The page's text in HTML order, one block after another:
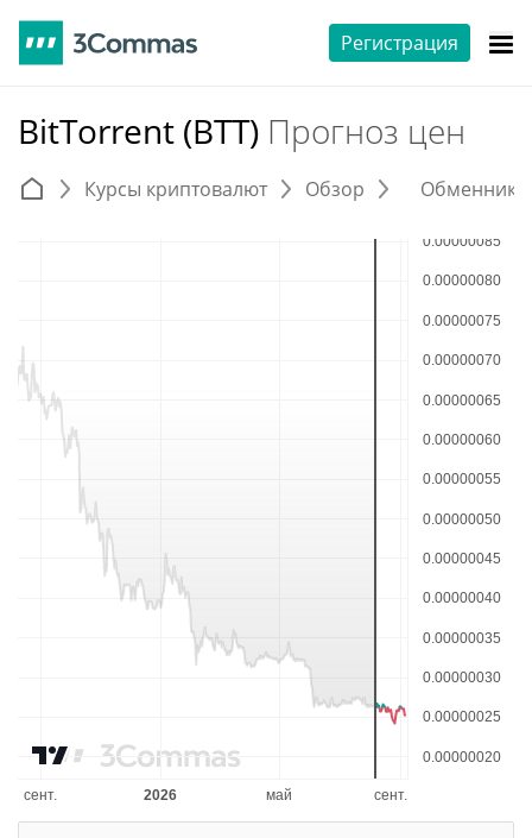
Регистрация
BitTorrent (BTT) Прогноз цен
Курсы криптовалют Обзор